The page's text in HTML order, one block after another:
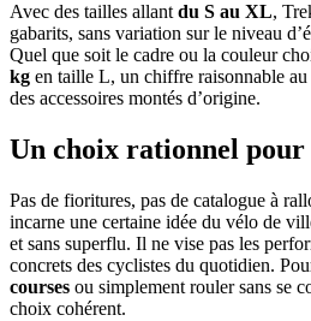
Avec des tailles allantdu S au XL,
gabarits, sans variation sur le niveau
Quel que soit le cadre ou la couleur
kg en taille L, un chiffre raisonnable
des accessoires montés d’origine.
Un choix rationnel
Pas de fioritures, pas de catalogue à
incarne une certaine idée du vélo de
et sans superflu. Il ne vise pas les
concrets des cyclistes du quotidien.
courses ou simplement rouler sans se
choix cohérent.